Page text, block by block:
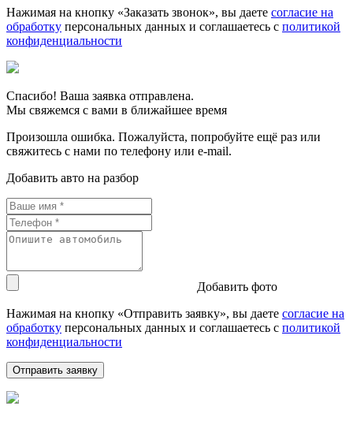
Нажимая на кнопку «Заказать звонок», вы даете согласие на
обработку персональных данных и соглашаетесь c политикой
конфиденциальности
Спасибо! Ваша заявка отправлена.
Мы свяжемся с вами в ближайшее время
Произошла ошибка. Пожалуйста, попробуйте ещё раз или
свяжитесь с нами по телефону или e-mail.
Добавить авто на разбор
Добавить фото
Нажимая на кнопку «Отправить заявку», вы даете согласие на
обработку персональных данных и соглашаетесь c политикой
конфиденциальности